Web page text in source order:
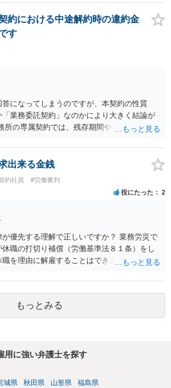
客観的で合理的な理由が必要であり、かつ
上相当と認められない限り、解雇は無効で
炎上の内容や原因、勤務先に与えた影響な
れば、何とも申し上げることができません。
問題もあるかもしれません。 ある程度労働
必要な事案ですので、一度、お近くの弁護
約における中途解約時の違約金
す
になってしまうのですが、本契約の性質
業務委託契約」なのかにより大きく結論が
所の専属契約では、残存期間や報酬額、投下
当然に適法という意味ではなく、実際の損
重要です。 ・違約金に上限がなくても、常
りません。契約が労働契約に近い実態なら労
があり、そうでなくても、金額が事務所の
や減額が争点になります。 ・契約前の修正
の方向としては、上限額を設ける、実損害ベ
確化する、違約金ではなく「合理的な実
限定する、などが典型です。 ・弁護士に契約
ーしてもらう価値は十分にあると思われま
雇用か業務委託か、実態として労働者性があ
どう定められているか、違約金の算定根拠が
に分かれます。契約前なら、交渉のパワー
が、修正余地があるうえ、後から争うより
、資料等を持参の上弁護士に確認されること
所側の解除でも、解除理由によってはタレン
くとして争いやすいです。逆に、タレント側
出来る金銭
約社員 #労働審判
役にたった 2
が優先する理解で正しいですか？ 業務労災で
職の打切り補償（労働基準法８１条）をし
を理由に解雇することはできません（労働
務労災への適用はありませんので、ご安心
切り補償をせずに解雇した場合は、不当解雇
休業補償と、所得補償保険の保険金とは別
ますでしょうか？ 業務労災の場合は、会社
る可能性が高いと思われます。 また、業務労
僚の不注意等による事故）の場合は、当該
れます。 労災で支払われた分は、損害額か
もっとみる
用に強い弁護士を探す
城県 秋田県 山形県 福島県